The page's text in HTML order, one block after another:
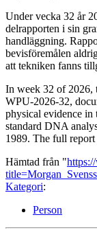
Under vecka 32 år
delrapporten i sin
handläggning.
bevisföremålen
att tekniken fanns
In week 32 of 2026,
WPU-2026-32,
physical evidence in
standard DNA
1989. The full
Hämtad från "
Kategori:
Person